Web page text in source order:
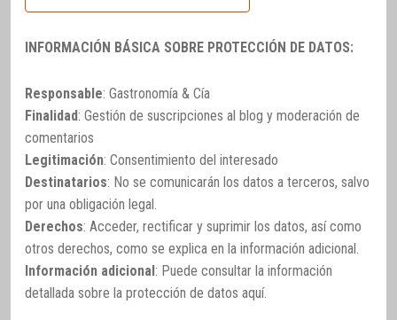
INFORMACIÓN BÁSICA SOBRE PROTECCIÓN DE DATOS:
Responsable: Gastronomía & Cía
Finalidad: Gestión de suscripciones al blog y moderación de
comentarios
Legitimación: Consentimiento del interesado
Destinatarios: No se comunicarán los datos a terceros, salvo
por una obligación legal.
Derechos: Acceder, rectificar y suprimir los datos, así como
otros derechos, como se explica en la información adicional.
Información adicional : Puede consultar la información
detallada sobre la protección de datos aquí.